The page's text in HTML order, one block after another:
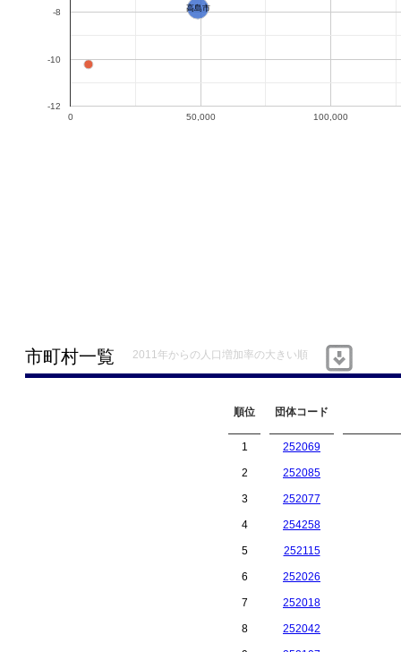
高島市
0 50,000 100,000
-12
-10
-8
市町村一覧 2011年からの人口増加率の大きい順
順位 団体コード
1 252069
2 252085
3 252077
4 254258
5 252115
6 252026
7 252018
8 252042